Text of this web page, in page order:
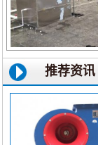
推荐资讯